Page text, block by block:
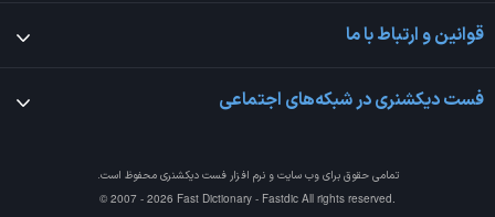
قوانین و ارتباط با ما
فست دیکشنری در شبکه‌های اجتماعی
تمامی حقوق برای وب سایت و نرم افزارفست دیکشنری محفوظ است.
© 2007 - 2026 Fast Dictionary - Fastdic All rights reserved.